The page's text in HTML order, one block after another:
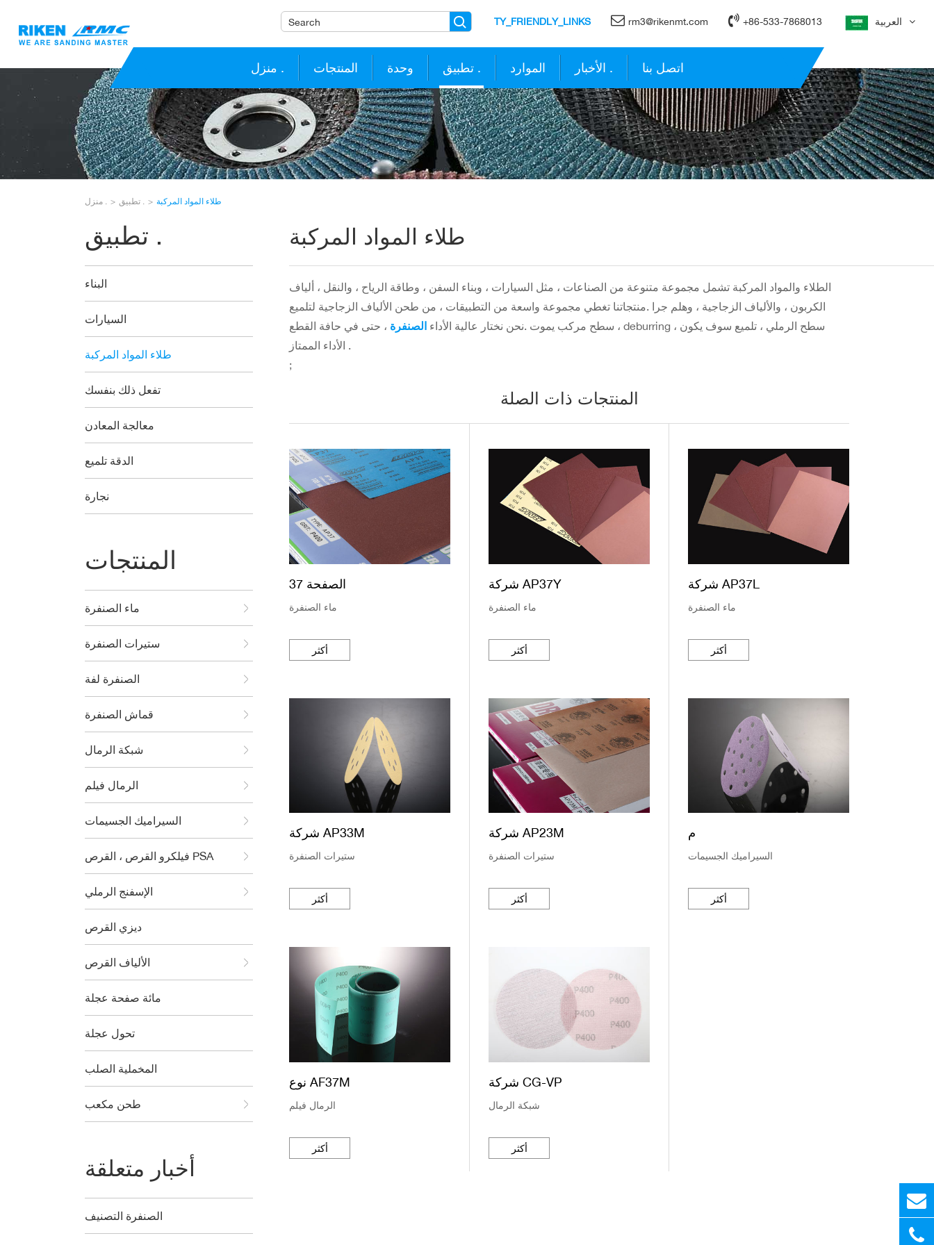
TY_FRIENDLY_LINKS rm3@rikenmt.com +86-533-7868013 العربية
منزل . المنتجات وحدة تطبيق . الموارد الأخبار . اتصل بنا
منزل . تطبيق . طلاء المواد المركبة
تطبيق .
البناء
السيارات
طلاء المواد المركبة
تفعل ذلك بنفسك
معالجة المعادن
الدقة تلميع
نجارة
المنتجات
ماء الصنفرة
ستيرات الصنفرة
الصنفرة لفة
قماش الصنفرة
شبكة الرمال
الرمال فيلم
السيراميك الجسيمات
فيلكرو القرص ، القرص PSA
الإسفنج الرملي
ديزي القرص
الألياف القرص
مائة صفحة عجلة
تحول عجلة
المخملية الصلب
طحن مكعب
أخبار متعلقة
الصنفرة التصنيف
طلاء المواد المركبة
الطلاء والمواد المركبة تشمل مجموعة متنوعة من الصناعات ، مثل السيارات ، وبناء السفن ، وطاقة الرياح ، والنقل ، ألياف
الكربون ، والألياف الزجاجية ، وهلم جرا .منتجاتنا تغطي مجموعة واسعة من التطبيقات ، من طحن الألياف الزجاجية لتلميع
سطح مركب يموت .نحن نختار عالية الأداء الصنفرة ، حتى في حافة القطع ، deburring ، سطح الرملي ، تلميع سوف يكون
الأداء الممتاز .
;
المنتجات ذات الصلة
الصفحة 37
ماء الصنفرة
أكثر
شركة AP37Y
ماء الصنفرة
أكثر
شركة AP37L
ماء الصنفرة
أكثر
شركة AP33M
ستيرات الصنفرة
أكثر
شركة AP23M
ستيرات الصنفرة
أكثر
م
السيراميك الجسيمات
أكثر
نوع AF37M
الرمال فيلم
أكثر
شركة CG-VP
شبكة الرمال
أكثر